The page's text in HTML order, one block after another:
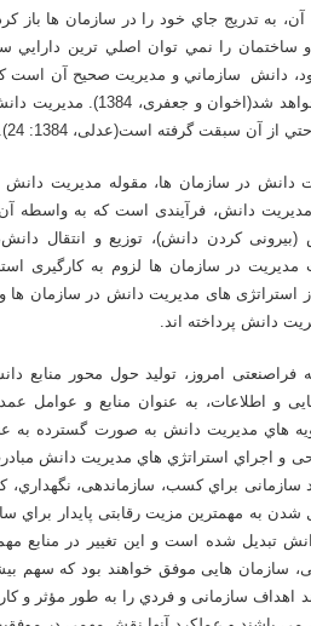
به تدريج جاي خود را در سازمان ها باز
ساختمان را نمي توان اصلي ترين دارايي
دانش سازماني و مديريت صحيح آن است
نهايت پيروزي بر رقبا
از آن سبقت گرفته است(عدلی، 1384: 24).
دانش در سازمان ها، مقوله مدیریت
دانش، فرآیندی است که به واسطه آن
(بیرونی کردن دانش)، توزیع و انتقال
اهمیت مدیریت در سازمان ها لزوم به
استراتژی های مدیریت دانش در سازمان ها
دانش پرداخته اند.
فراصنعتی امروز، تولید حول محور
و اطلاعات، به عنوان منابع و عوامل
هاي مدیریت دانش به صورت گسترده به
و اجراي استراتژي هاي مدیریت دانش
سازمانی براي کسب، سازماندهی،
به مهمترین مزیت رقابتی پایدار براي
تبدیل شده است و این تغییر در منابع
سازمان هایی موفق خواهند بود که سهم
اهداف سازمانی و فردي را به طور مؤثر و